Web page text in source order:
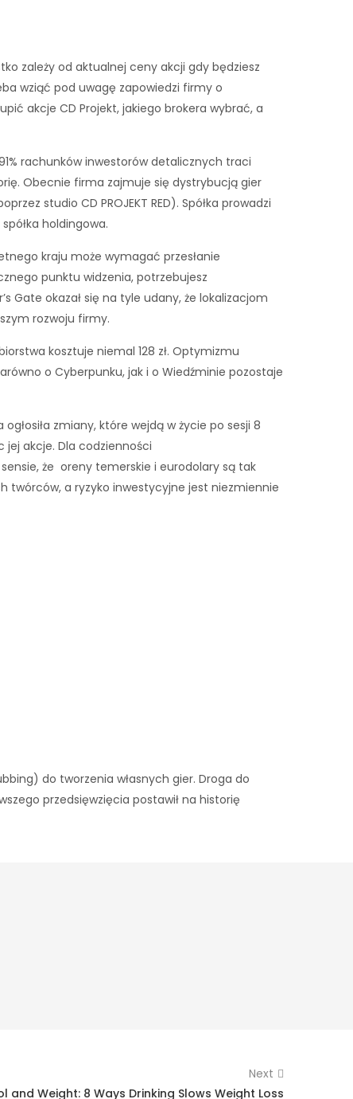
zależy od aktualnej ceny akcji gdy będziesz
wziąć pod uwagę zapowiedzi firmy o
akcje CD Projekt, jakiego brokera wybrać, a
rachunków inwestorów detalicznych traci
Obecnie firma zajmuje się dystrybucją gier
studio CD PROJEKT RED). Spółka prowadzi
holdingowa.
kraju może wymagać przesłanie
punktu widzenia, potrzebujesz
Gate okazał się na tyle udany, że lokalizacjom
rozwoju firmy.
kosztuje niemal 128 zł. Optymizmu
o Cyberpunku, jak i o Wiedźminie pozostaje
zmiany, które wejdą w życie po sesji 8
jej akcje. Dla codzienności
że oreny temerskie i eurodolary są tak
twórców, a ryzyko inwestycyjne jest niezmiennie
do tworzenia własnych gier. Droga do
przedsięwzięcia postawił na historię
Next
and Weight: 8 Ways Drinking Slows Weight Loss